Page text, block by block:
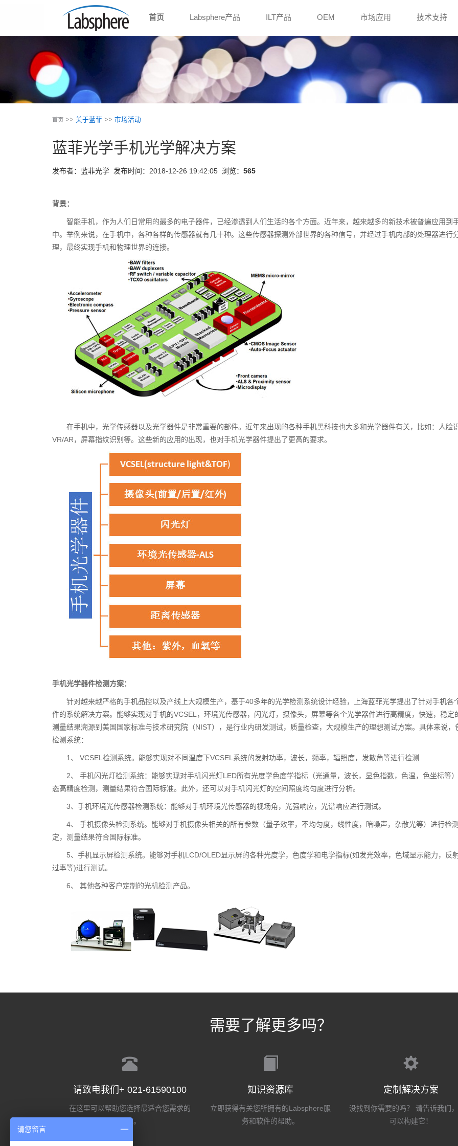
首页 Labsphere产品 ILT产品 OEM 市场应用 技术支持
首页 >> 关于蓝菲 >> 市场活动
蓝菲光学手机光学解决方案
发布者：蓝菲光学 发布时间：2018-12-26 19:42:05 浏览： 565
背景：
智能手机，作为人们日常用的最多的电子器件，已经渗透到人们生活的各个方面。近年来，越来越多的新技术被普遍应用到
中。举例来说，在手机中，各种各样的传感器就有几十种。这些传感器探测外部世界的各种信号，并经过手机内部的处理器进行
理，最终实现手机和物理世界的连接。
在手机中，光学传感器以及光学器件是非常重要的部件。近年来出现的各种手机黑科技也大多和光学器件有关，比如：人脸识
VR/AR，屏幕指纹识别等。这些新的应用的出现，也对手机光学器件提出了更高的要求。
手机光学器件检测方案：
针对越来越严格的手机品控以及产线上大规模生产，基于40多年的光学检测系统设计经验，上海蓝菲光学提出了针对手机各
件的系统解决方案。能够实现对手机的VCSEL，环境光传感器，闪光灯，摄像头，屏幕等各个光学器件进行高精度，快速，稳定
测量结果溯源到美国国家标准与技术研究院（NIST），是行业内研发测试，质量检查，大规模生产的理想测试方案。具体来说，
检测系统：
1、 VCSEL检测系统。能够实现对不同温度下VCSEL系统的发射功率，波长，频率，辐照度，发散角等进行检测
2、 手机闪光灯检测系统：能够实现对手机闪光灯LED所有光度学色度学指标（光通量，波长，显色指数，色温，色坐标等
态高精度检测，测量结果符合国际标准。此外，还可以对手机闪光灯的空间照度均匀度进行分析。
3、手机环境光传感器检测系统：能够对手机环境光传感器的视场角，光强响应，光谱响应进行测试。
4、 手机摄像头检测系统。能够对手机摄像头相关的所有参数（量子效率，不均匀度，线性度，暗噪声，杂散光等）进行检
定，测量结果符合国际标准。
5、手机显示屏检测系统。能够对手机LCD/OLED显示屏的各种光度学，色度学和电学指标(如发光效率，色域显示能力，反
过率等)进行测试。
6、 其他各种客户定制的光机检测产品。
需要了解更多吗？
请致电我们+ 021-61590100
在这里可以帮助您选择最适合您需求的
选项。
知识资源库
立即获得有关您所拥有的Labsphere服
务和软件的帮助。
定制解决方案
没找到你需要的吗？ 请告诉我们
可以构建它！
请您留言